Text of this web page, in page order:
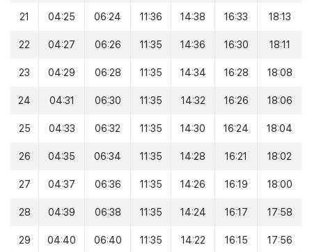
21 04:25 06:24 11:36 14:38 16:33 18:13
22 04:27 06:26 11:35 14:36 16:30 18:11
23 04:29 06:28 11:35 14:34 16:28 18:08
24 04:31 06:30 11:35 14:32 16:26 18:06
25 04:33 06:32 11:35 14:30 16:24 18:04
26 04:35 06:34 11:35 14:28 16:21 18:02
27 04:37 06:36 11:35 14:26 16:19 18:00
28 04:39 06:38 11:35 14:24 16:17 17:58
29 04:40 06:40 11:35 14:22 16:15 17:56